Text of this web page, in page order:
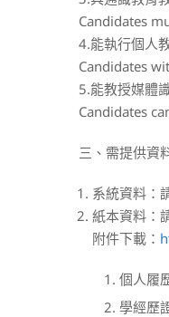
Candidates
4.能執行個人
Candidates
5.能教授媒體
Candidates
三、需提供資
系統資料：
紙本資料：
附件下載：
個人履
學經歷